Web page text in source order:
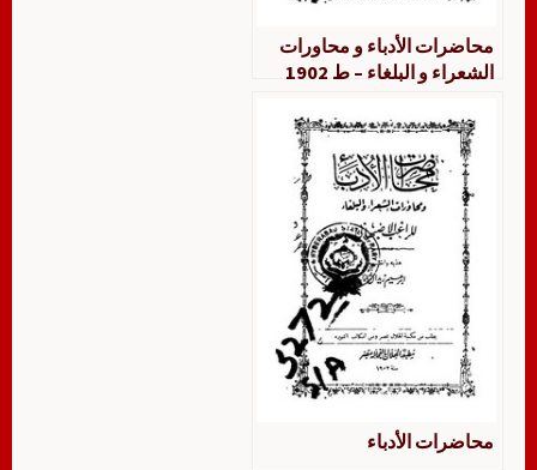
محاضرات الأدباء و محاورات
الشعراء و البلغاء – ط 1902
محاضرات الأدباء